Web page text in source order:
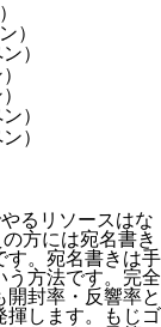
）
）
）
）
るリソースはな
方には宛名書き
す。宛名書きは手
う方法です。完全
封率・反響率と
揮します。もじゴ